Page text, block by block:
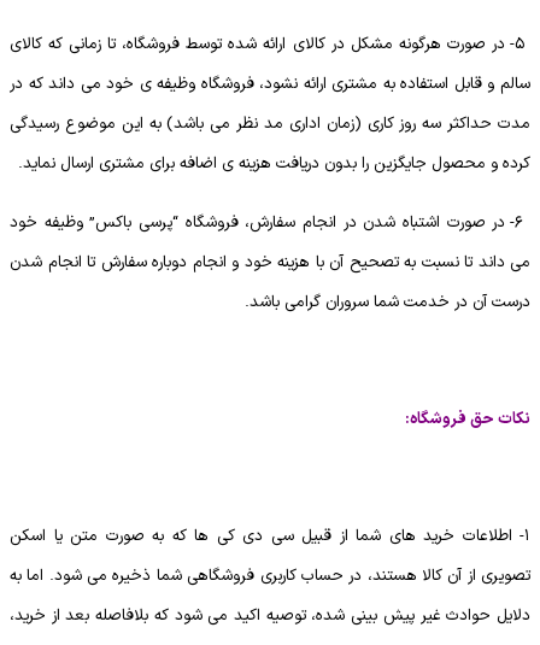
5- در صورت هرگونه مشکل در کالای ارائه شده توسط فروشگاه، تا زمانی که کالای
سالم و قابل استفاده به مشتری ارائه نشود، فروشگاه وظیفه ی خود می داند که در
مدت حداکثر سه روز کاری (زمان اداری مد نظر می باشد) به این موضوع رسیدگی
کرده و محصول جایگزین را بدون دریافت هزینه ی اضافه برای مشتری ارسال نماید.
6- در صورت اشتباه شدن در انجام سفارش، فروشگاه “پرسی باکس” وظیفه خود
می داند تا نسبت به تصحیح آن با هزینه خود و انجام دوباره سفارش تا انجام شدن
درست آن در خدمت شما سروران گرامی باشد.
نکات حق فروشگاه:
1- اطلاعات خرید های شما از قبیل سی دی کی ها که به صورت متن یا اسکن
تصویری از آن کالا هستند، در حساب کاربری فروشگاهی شما ذخیره می شود. اما به
دلایل حوادث غیر پیش بینی شده، توصیه اکید می شود که بلافاصله بعد از خرید،